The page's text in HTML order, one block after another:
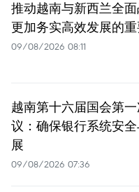
推动越南与新西兰全
更加务实高效发展的
09/08/2026 08:11
越南第十六届国会第
议：确保银行系统安
展
09/08/2026 07:36